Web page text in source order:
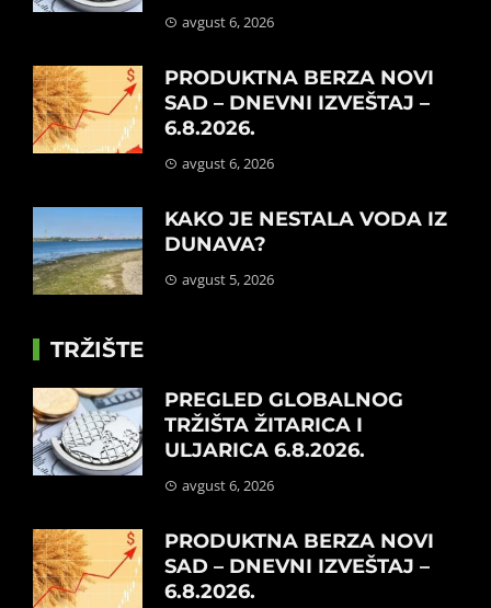
avgust 6, 2026
PRODUKTNA BERZA NOVI
SAD – DNEVNI IZVEŠTAJ –
6.8.2026.
avgust 6, 2026
KAKO JE NESTALA VODA IZ
DUNAVA?
avgust 5, 2026
TRŽIŠTE
PREGLED GLOBALNOG
TRŽIŠTA ŽITARICA I
ULJARICA 6.8.2026.
avgust 6, 2026
PRODUKTNA BERZA NOVI
SAD – DNEVNI IZVEŠTAJ –
6.8.2026.